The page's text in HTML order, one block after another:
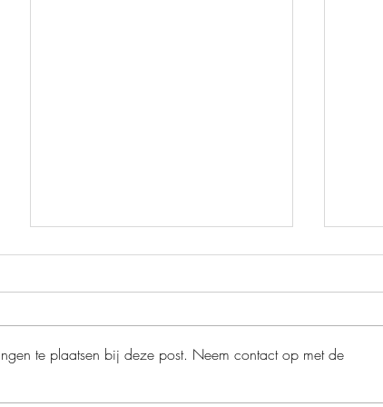
te plaatsen bij deze post. Neem contact op met de